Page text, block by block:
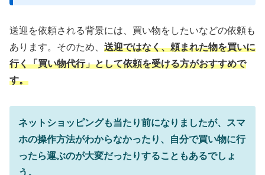
送迎を依頼される背景には、買い物をしたいなどの依頼も
あります。そのため、 送迎ではなく、頼まれた物を買いに
行く「買い物代行」として依頼を受ける方がおすすめで
す。
ネットショッピングも当たり前になりましたが、スマ
ホの操作方法がわからなかったり、自分で買い物に行
ったら運ぶのが大変だったりすることもあるでしょ
う。